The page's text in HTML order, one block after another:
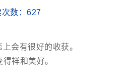
数：627
会有很好的收获。
祥和美好。